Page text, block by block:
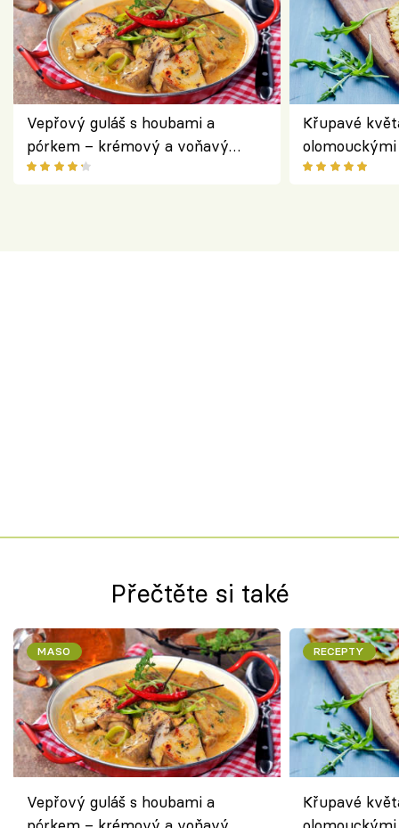
Vepřový guláš s houbami a
pórkem – krémový a voňavý
pokrm z jednoho hrnce
Křupavé
bezlepkový
Přečtěte si také
MASO
Vepřový guláš s houbami a
RECEPTY
Křupavé